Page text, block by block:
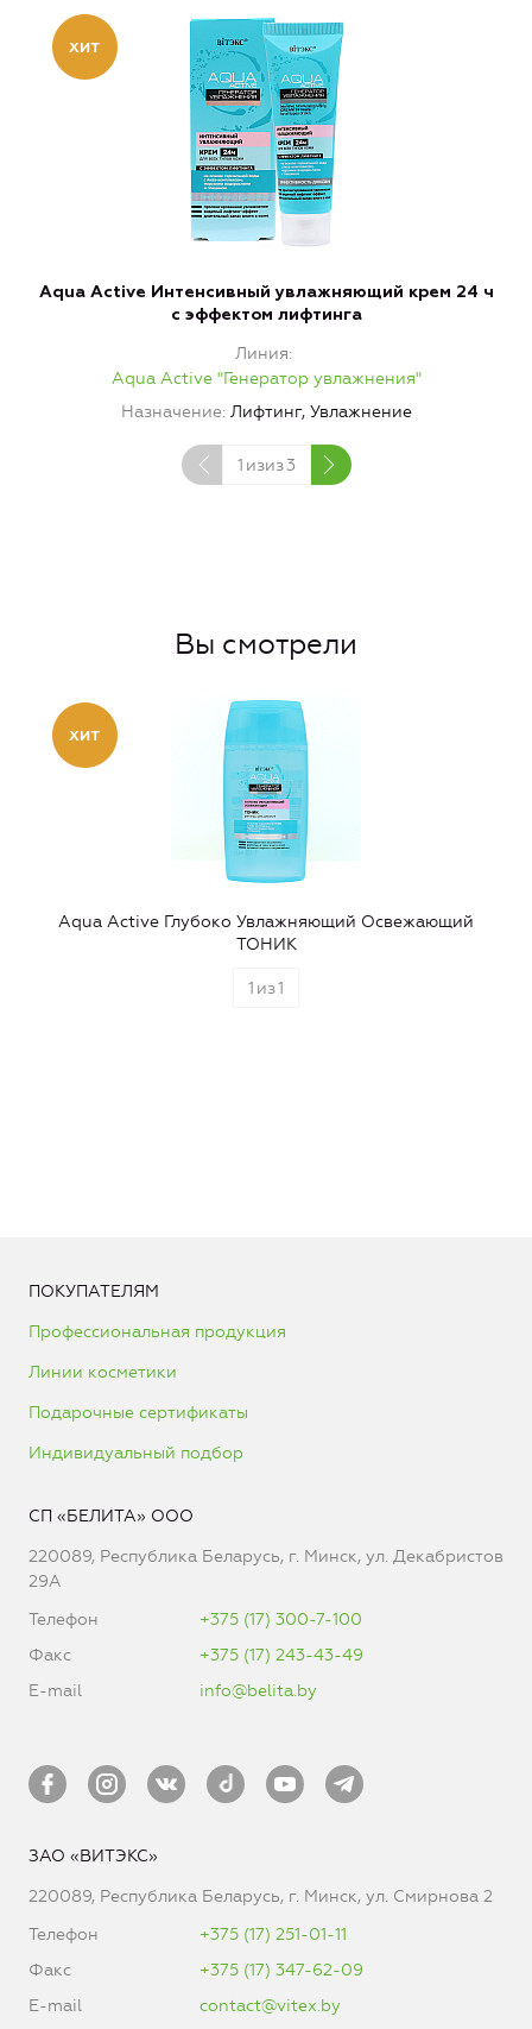
Aqua Active Интенсивный увлажняющий крем 24 ч
с эффектом лифтинга
Линия
Aqua Active "Генератор увлажнения"
Назначение Лифтинг, Увлажнение
1 изиз3
Вы смотрели
Aqua Active Глубоко Увлажняющий Освежающий
ТОНИК
1 из1
ПОКУПАТЕЛЯМ
Профессиональная продукция
Линии косметики
Подарочные сертификаты
Индивидуальный подбор
СП «БЕЛИТА» ООО
220089, Республика Беларусь, г. Минск, ул. Декабристов
29А
Телефон
+375 (17) 300-7-100
Факс
+375 (17) 243-43-49
E-mail
info@belita.by
ЗАО «ВИТЭКС»
220089, Республика Беларусь, г. Минск, ул. Смирнова 2
Телефон
+375 (17) 251-01-11
Факс
+375 (17) 347-62-09
E-mail
contact@vitex.by